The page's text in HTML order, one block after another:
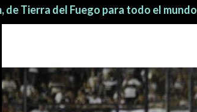
de Tierra del Fuego para todo el mundo